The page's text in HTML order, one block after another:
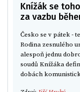
Knížák se
za vazbu
Česko se v pátek -
Rodina zesnulého
alespoň jednu
soudů Knížáka
dobách